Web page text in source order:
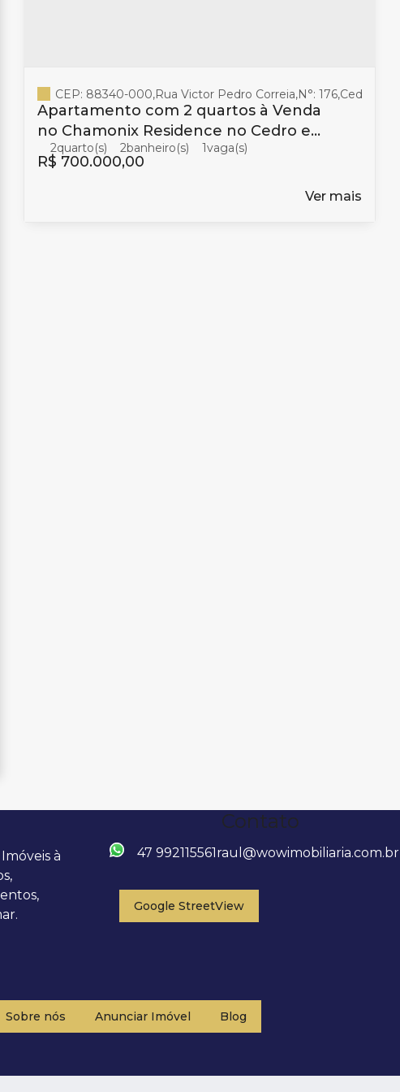
Apartamento com 2 quartos à Venda
no Chamonix Residence no Cedro em
Camboriú
R$ 700.000,00
CEP: 88340-000,Rua Victor Pedro Correia,N°: 176,Cedro
2 2banheiro(s) 1
Ver mais
à
Contato
47 992115561 raul@wowimobiliaria.com.br
Google StreetView
Sobre nós Anunciar Imóvel Blog